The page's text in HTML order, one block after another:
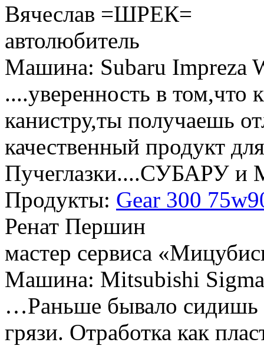
Вячеслав =ШРЕК=
автолюбитель
Машина: Subaru Impreza
....уверенность в
канистру,ты получаешь
качественный продукт
Пучеглазки....СУБАРУ
Продукты: Gear 300
Ренат Першин
мастер сервиса
Машина: Mitsubishi Sigma
…Раньше бывало
грязи. Отработка как